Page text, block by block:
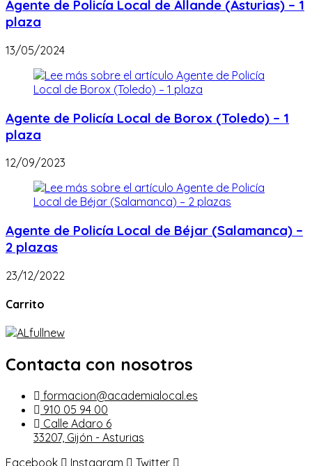
Agente de Policía Local de Allande (Asturias) – 1
plaza
13/05/2024
Agente de Policía Local de Borox (Toledo) – 1
plaza
12/09/2023
Agente de Policía Local de Béjar (Salamanca) –
2 plazas
23/12/2022
Carrito
Contacta con nosotros
formacion@academialocal.es
910 05 94 00
Calle Adaro 6
33207, Gijón - Asturias
Facebook
Instagram Twitter